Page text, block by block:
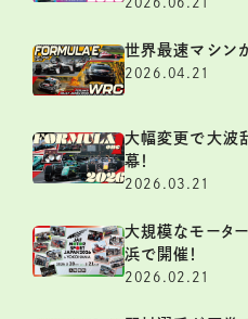
世界最速マシン
2026.04.21
大幅変更で大波
幕！
2026.03.21
大規模なモータ
浜で開催！
2026.02.21